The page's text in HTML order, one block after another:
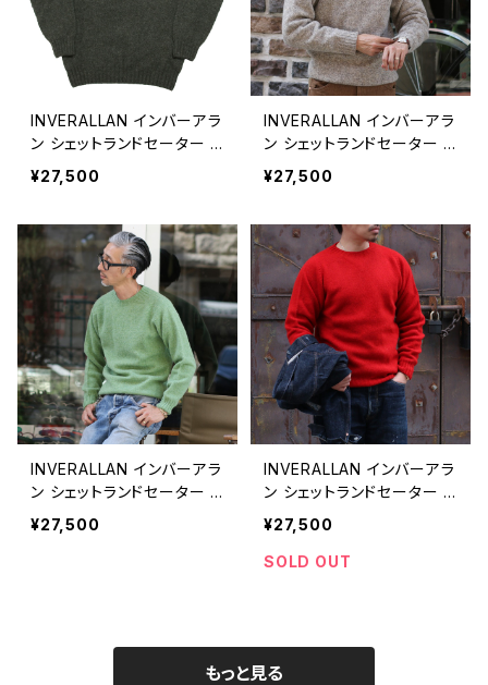
INVERALLAN インバーアラ
ン シェットランドセーター S
PRUCE(スプルース)
¥27,500
INVERALLAN インバーアラ
ン シェットランドセーター M
USHROOM(マッシュルー
¥27,500
INVERALLAN インバーアラ
ン シェットランドセーター C
RABAPPLE(クラブアップ
¥27,500
INVERALLAN インバーアラ
ン シェットランドセーター T
UDOR(チューダー)
¥27,500
SOLD OUT
もっと見る